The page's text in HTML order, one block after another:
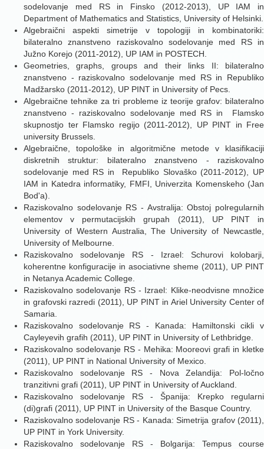
sodelovanje med RS in Finsko (2012-2013), UP IAM in
Department of Mathematics and Statistics, University of Helsinki.
Algebraični aspekti simetrije v topologiji in kombinatoriki:
bilateralno znanstveno raziskovalno sodelovanje med RS in
Južno Korejo (2011-2012), UP IAM in POSTECH.
Geometries, graphs, groups and their links II: bilateralno
znanstveno - raziskovalno sodelovanje med RS in Republiko
Madžarsko (2011-2012), UP PINT in University of Pecs.
Algebraične tehnike za tri probleme iz teorije grafov: bilateralno
znanstveno - raziskovalno sodelovanje med RS in Flamsko
skupnostjo ter Flamsko regijo (2011-2012), UP PINT in Free
university Brussels.
Algebraične, topološke in algoritmične metode v klasifikaciji
diskretnih struktur: bilateralno znanstveno - raziskovalno
sodelovanje med RS in Republiko Slovaško (2011-2012), UP
IAM in Katedra informatiky, FMFI, Univerzita Komenskeho (Jan
Bod'a).
Raziskovalno sodelovanje RS - Avstralija: Obstoj polregularnih
elementov v permutacijskih grupah (2011), UP PINT in
University of Western Australia, The University of Newcastle,
University of Melbourne.
Raziskovalno sodelovanje RS - Izrael: Schurovi kolobarji,
koherentne konfiguracije in asociativne sheme (2011), UP PINT
in Netanya Academic College.
Raziskovalno sodelovanje RS - Izrael: Klike-neodvisne množice
in grafovski razredi (2011), UP PINT in Ariel University Center of
Samaria.
Raziskovalno sodelovanje RS - Kanada: Hamiltonski cikli v
Cayleyevih grafih (2011), UP PINT in University of Lethbridge.
Raziskovalno sodelovanje RS - Mehika: Mooreovi grafi in kletke
(2011), UP PINT in National University of Mexico.
Raziskovalno sodelovanje RS - Nova Zelandija: Pol-ločno
tranzitivni grafi (2011), UP PINT in University of Auckland.
Raziskovalno sodelovanje RS - Španija: Krepko regularni
(di)grafi (2011), UP PINT in University of the Basque Country.
Raziskovalno sodelovanje RS - Kanada: Simetrija grafov (2011),
UP PINT in York University.
Raziskovalno sodelovanje RS - Bolgarija: Tempus course